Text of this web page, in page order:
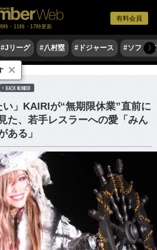
有料会員
時・11時・17時更新
#Jリーグ #八村塁 #ドジャース #ソフト〉
BACK NUMBER
い」KAIRIが“無期限休業”直前に
た、若手レスラーへの愛「みん
ある」
×